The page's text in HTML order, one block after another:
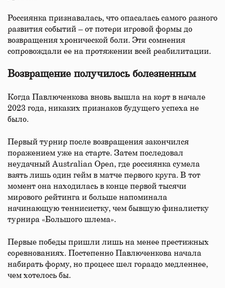
Россиянка признавалась, что опасалась самого разного
развития событий – от потери игровой формы до
возвращения хронической боли. Эти сомнения
сопровождали ее на протяжении всей реабилитации.
Возвращение получилось болезненным
Когда Павлюченкова вновь вышла на корт в начале
2023 года, никаких признаков будущего успеха не
было.
Первый турнир после возвращения закончился
поражением уже на старте. Затем последовал
неудачный Australian Open, где россиянка сумела
взять лишь один гейм в матче первого круга. В тот
момент она находилась в конце первой тысячи
мирового рейтинга и больше напоминала
начинающую теннисистку, чем бывшую финалистку
турнира «Большого шлема».
Первые победы пришли лишь на менее престижных
соревнованиях. Постепенно Павлюченкова начала
набирать форму, но процесс шел гораздо медленнее,
чем хотелось бы.